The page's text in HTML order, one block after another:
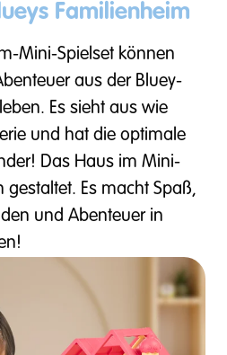
Familienheim
Mini-Spielset können
aus der Bluey-
Es sieht aus wie
und hat die optimale
Das Haus im Mini-
gestaltet. Es macht Spaß,
und Abenteuer in